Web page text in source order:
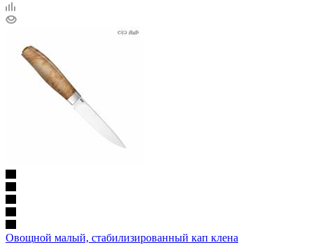
Овощной малый, стабилизированный кап клена